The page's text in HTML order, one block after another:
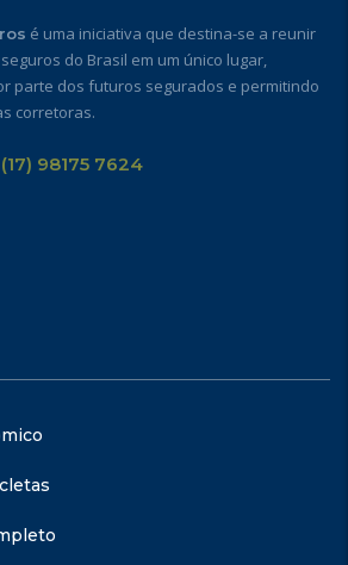
é uma iniciativa que destina-se a reunir
do Brasil em um único lugar,
parte dos futuros segurados e permitindo
corretoras.
(17) 98175 7624